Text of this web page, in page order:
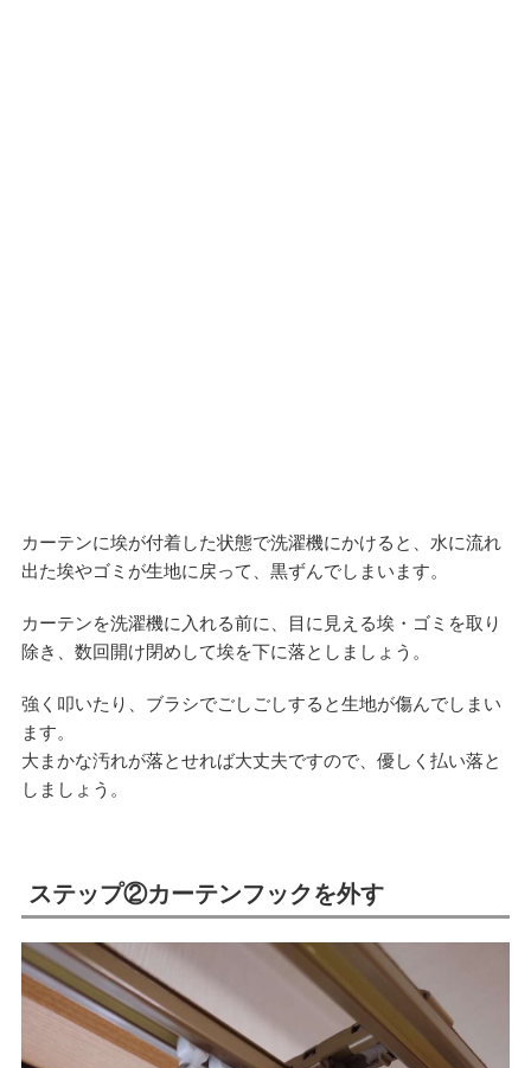
カーテンに埃が付着した状態で洗濯機にかけると、水に流れ
出た埃やゴミが生地に戻って、黒ずんでしまいます。
カーテンを洗濯機に入れる前に、目に見える埃・ゴミを取り
除き、数回開け閉めして埃を下に落としましょう。
強く叩いたり、ブラシでごしごしすると生地が傷んでしまい
ます。
大まかな汚れが落とせれば大丈夫ですので、優しく払い落と
しましょう。
ステップ②カーテンフックを外す